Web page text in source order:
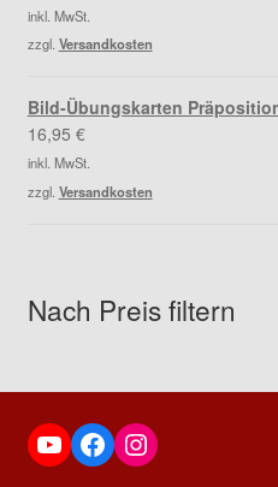
inkl. MwSt.
zzgl. Versandkosten
Bild-Übungskarten
16,95 €
inkl. MwSt.
zzgl. Versandkosten
Nach Preis filtern
YouTube Facebook Instagram